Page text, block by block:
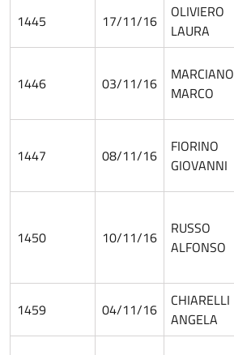
1445 17/11/16
OLIVIERO
LAURA
1446 03/11/16
MARCIANO
MARCO
1447 08/11/16
FIORINO
GIOVANNI
1450 10/11/16
RUSSO
ALFONSO
1459 04/11/16
CHIARELLI
ANGELA